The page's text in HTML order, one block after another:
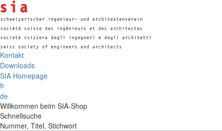
Kontakt
Downloads
SIA Homepage
fr
de
Willkommen beim SIA-Shop
Schnellsuche
Nummer, Titel, Stichwort